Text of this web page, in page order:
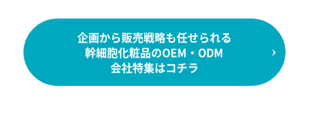
企画から販売戦略も任せられる
幹細胞化粧品のOEM・ODM
会社特集はコチラ